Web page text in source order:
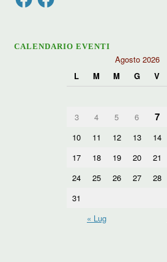
CALENDARIO EVENTI
Agosto 2026
L
M M G V
3
4 5 6 7
10
11 12 13 14
17
18 19 20 21
24
25 26 27 28
31
« Lug